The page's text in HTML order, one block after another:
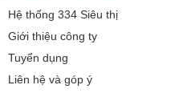
thiết kế xếp chồng sáng tạo
nâng cấp, công nghệ GaN II
sạc A2145 nhỏ hơn mà
như khả năng hoạt động
Hệ thống 334 Siêu thị
Giới thiệu công ty
Tuyển dụng
Liên hệ và góp ý